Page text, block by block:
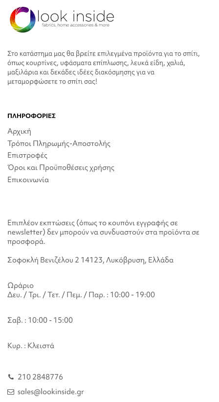
Στο κατάστημα μας θα βρείτε επιλεγμένα προϊόντα για το σπίτι,
όπως κουρτίνες, υφάσματα επίπλωσης, λευκά είδη, χαλιά,
μαξιλάρια και δεκάδες ιδέες διακόσμησης για να
μεταμορφώσετε το σπίτι σας!
ΠΛΗΡΟΦΟΡΙΕΣ
Αρχική
Τρόποι Πληρωμής-Αποστολής
Επιστροφές
Όροι και Προϋποθέσεις χρήσης
Επικοινωνία
Επιπλέον εκπτώσεις (όπως το κουπόνι εγγραφής σε
newsletter) δεν μπορούν να συνδυαστούν στα προϊόντα σε
προσφορά.
Σοφοκλή Βενιζέλου 2 14123, Λυκόβρυση, Ελλάδα
Ωράριο
Δευ. / Τρι. / Τετ. / Πεμ. / Παρ. : 10:00 - 19:00
Σαβ. : 10:00 - 15:00
Κυρ. : Κλειστά
210 2848776
sales@lookinside.gr